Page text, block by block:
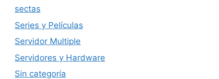
sectas
Series y Películas
Servidor Multiple
Servidores y Hardware
Sin categoría